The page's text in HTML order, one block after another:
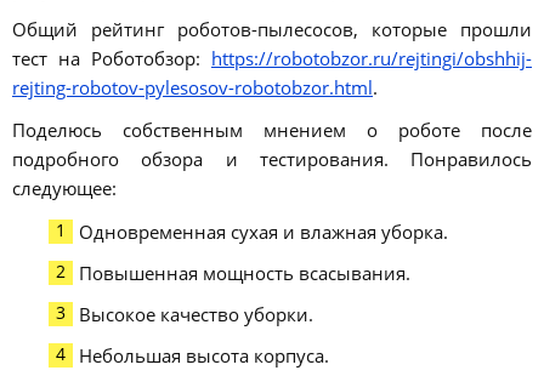
Общий рейтинг роботов-пылесосов, которые прошли
тест на Роботобзор: https://robotobzor.ru/rejtingi/obshhij-
rejting-robotov-pylesosov-robotobzor.html.
Поделюсь собственным мнением о роботе после
подробного обзора и тестирования. Понравилось
следующее:
Одновременная сухая и влажная уборка.
Повышенная мощность всасывания.
Высокое качество уборки.
Небольшая высота корпуса.